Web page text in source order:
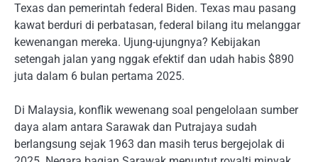
Texas dan pemerintah federal Biden. Texas mau pasang
kawat berduri di perbatasan, federal bilang itu melanggar
kewenangan mereka. Ujung-ujungnya? Kebijakan
setengah jalan yang nggak efektif dan udah habis $890
juta dalam 6 bulan pertama 2025.
Di Malaysia, konflik wewenang soal pengelolaan sumber
daya alam antara Sarawak dan Putrajaya sudah
berlangsung sejak 1963 dan masih terus bergejolak di